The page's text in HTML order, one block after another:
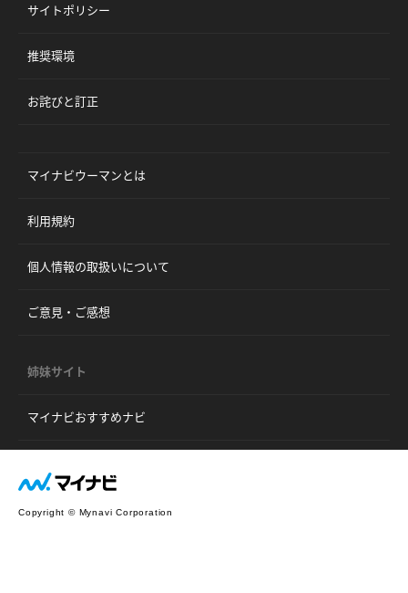
サイトポリシー
推奨環境
お詫びと訂正
マイナビウーマンとは
利用規約
個人情報の取扱いについて
ご意見・ご感想
姉妹サイト
マイナビおすすめナビ
Copyright © Mynavi Corporation